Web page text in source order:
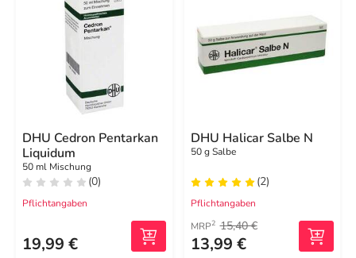
DHU Cedron Pentarkan
Liquidum
50 ml Mischung
(0)
Pflichtangaben
19,99 €
DHU Halicar Salbe N
50 g Salbe
(2)
Pflichtangaben
MRP2 15,40 €
13,99 €